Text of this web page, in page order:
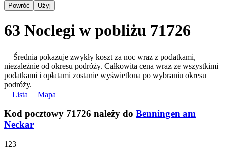
63 Noclegi w pobliżu 71726
Średnia pokazuje zwykły koszt za noc wraz z podatkami,
niezależnie od okresu podróży. Całkowita cena wraz ze wszystkimi
podatkami i opłatami zostanie wyświetlona po wybraniu okresu
podróży.
Lista
Mapa
Kod pocztowy 71726 należy do Benningen am
Neckar
1 23